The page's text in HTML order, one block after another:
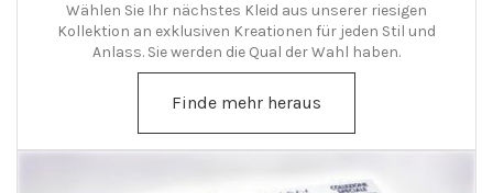
Wählen Sie Ihr nächstes Kleid aus unserer riesigen
Kollektion an exklusiven Kreationen für jeden Stil und
Anlass. Sie werden die Qual der Wahl haben.
Finde mehr heraus